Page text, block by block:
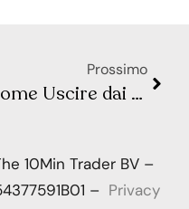
Prossimo
Come Uscire dai Debiti Velocemente: Consigli Pratici per una Vita Senza Debiti
10Min Trader BV –
– Privacy